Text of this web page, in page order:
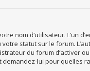
nom d’utilisateur. L’un
statut sur le forum.
du forum d’activer
lui pour quelles